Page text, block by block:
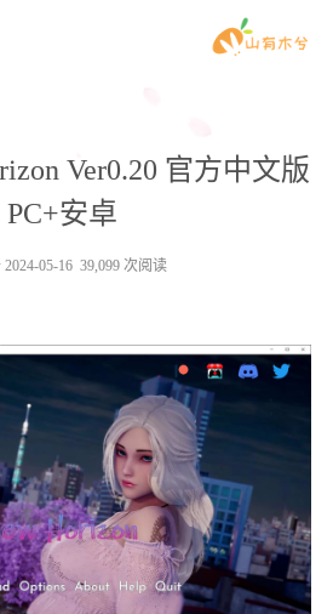
Ver0.20 官方中文版
PC+安卓
05-16 39,099 次阅读